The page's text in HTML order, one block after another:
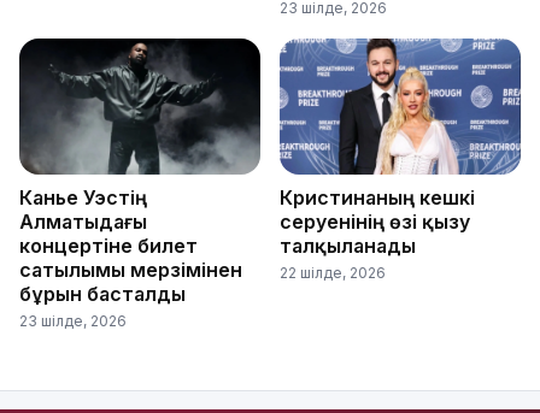
23 шілде, 2026
Канье Уэстің
Алматыдағы
концертіне билет
сатылымы мерзімінен
бұрын басталды
23 шілде, 2026
Кристинаның кешкі
серуенінің өзі қызу
талқыланады
22 шілде, 2026